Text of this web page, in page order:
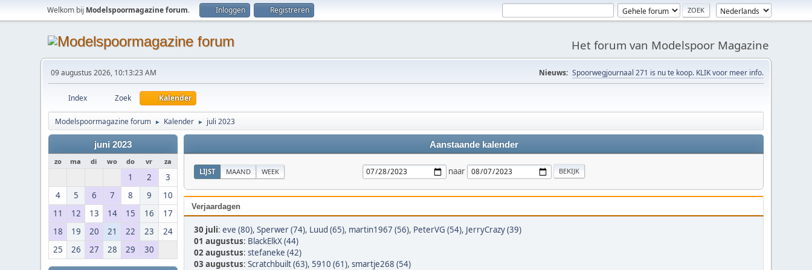
Welkom bij Modelspoormagazine forum. Inloggen Registreren
Het forum van Modelspoor Magazine
09 augustus 2026, 10:13:23 AM Nieuws: Spoorwegjournaal 271 is nu te koop. KLIK voor meer info.
Index Zoek Kalender
Modelspoormagazine forum ► Kalender ► juli 2023
juni 2023
zo ma di wo do vr za
1 2
3
4
5 6 7 8 9
10
11
12 13 14 15 16
17
18
19 20 21 22 23
24
25
26 27 28 29 30
Aanstaande kalender
LIJST MAAND WEEK naar
Verjaardagen
30 juli:eve (80),Sperwer (74), Luud (65), martin1967 (56), PeterVG (54), JerryCrazy (39)
01 augustus: BlackElkX (44)
02 augustus:stefaneke (42)
03 augustus:Scratchbuilt (63),5910 (61),smartje268 (54)